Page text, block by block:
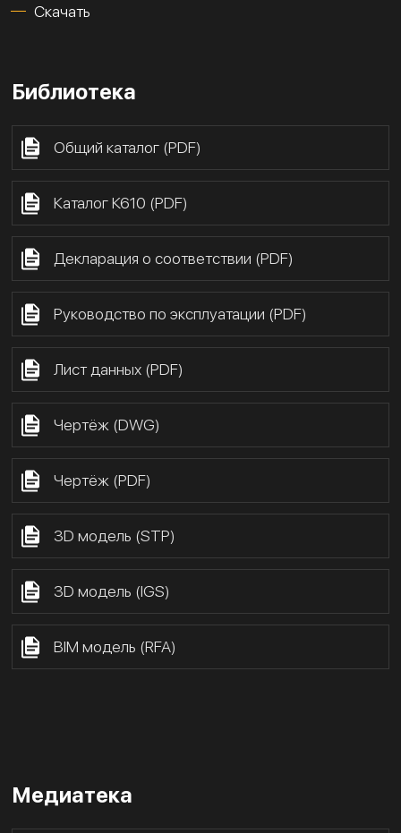
Скачать
Библиотека
Общий каталог (PDF)
Каталог К610 (PDF)
Декларация о соответствии (PDF)
Руководство по эксплуатации (PDF)
Лист данных (PDF)
Чертёж (DWG)
Чертёж (PDF)
3D модель (STP)
3D модель (IGS)
BIM модель (RFA)
Медиатека